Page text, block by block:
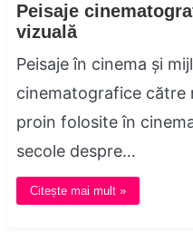
Peisaje
vizuală
Peisaje în cinema și
cinematografice către
proin folosite în
secole despre…
Citește mai mult »